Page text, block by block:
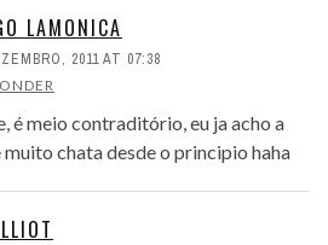
LAMONICA
2011 AT 07:38
é meio contraditório, eu ja acho a
muito chata desde o principio haha